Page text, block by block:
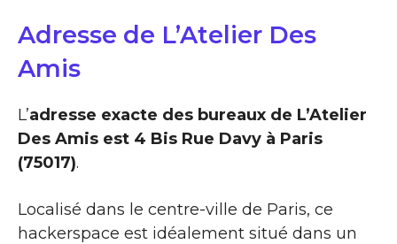
Adresse de L’Atelier Des
Amis
L’adresse exacte des bureaux de L’Atelier
Des Amis est 4 Bis Rue Davy à Paris
(75017).
Localisé dans le centre-ville de Paris, ce
hackerspace est idéalement situé dans un